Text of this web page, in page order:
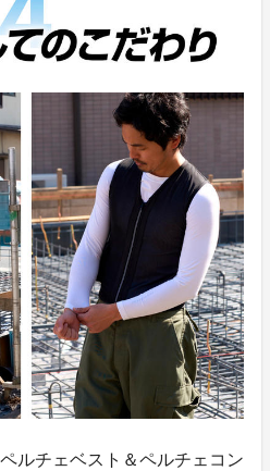
ルチェベスト＆ペルチェコン